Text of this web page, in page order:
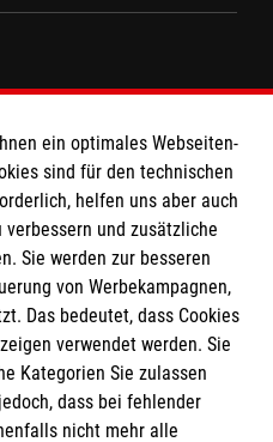
e.V.
ein optimales Webseiten-
sind für den technischen
helfen uns aber auch
und zusätzliche
Sie werden zur besseren
von Werbekampagnen,
Das bedeutet, dass Cookies
verwendet werden. Sie
Kategorien Sie zulassen
dass bei fehlender
nicht mehr alle